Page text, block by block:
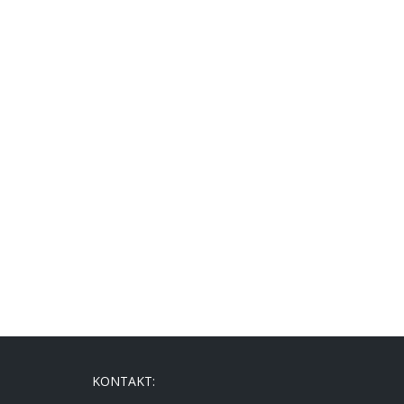
KONTAKT: